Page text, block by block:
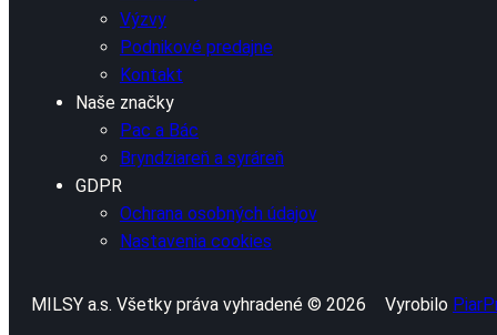
Výzvy
Podnikové predajne
Kontakt
Naše značky
Pac a Bác
Bryndziareň a syráreň
GDPR
Ochrana osobných údajov
Nastavenia cookies
MILSY a.s. Všetky práva vyhradené © 2026 Vyrobilo